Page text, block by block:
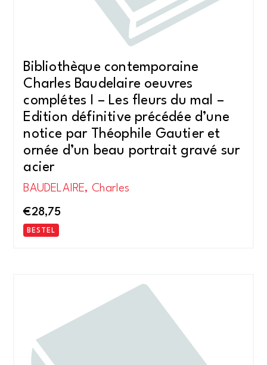
Bibliothèque contemporaine
Charles Baudelaire oeuvres
complétes I – Les fleurs du mal –
Edition définitive précédée d’une
notice par Théophile Gautier et
ornée d’un beau portrait gravé sur
acier
BAUDELAIRE, Charles
€28,75
BESTEL